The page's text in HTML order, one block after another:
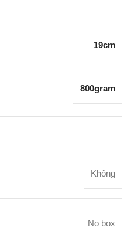
19cm
800gram
Không
No box